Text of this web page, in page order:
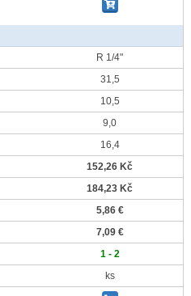
R 1/4"
31,5
10,5
9,0
16,4
152,26 Kč
184,23 Kč
5,86 €
7,09 €
1 - 2
ks